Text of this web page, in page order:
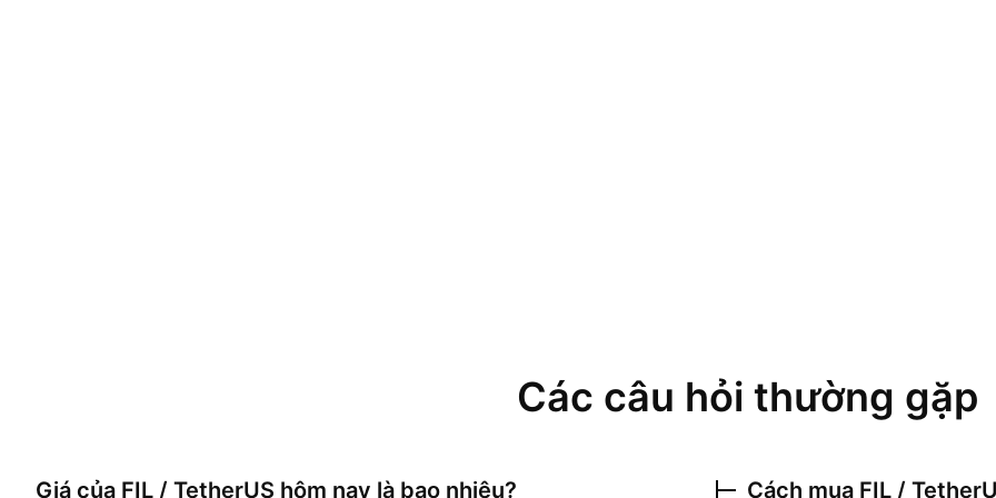
Các câu hỏi thường gặp
Giá của FIL / TetherUS hôm nay là bao nhiêu? Cách mua FIL /